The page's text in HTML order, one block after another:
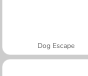
Dog Escape